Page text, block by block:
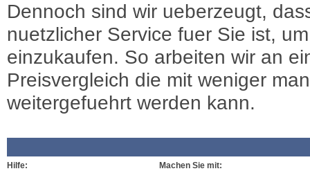
Dennoch sind wir ueberzeugt,
nuetzlicher Service fuer Sie ist,
einzukaufen. So arbeiten wir an
Preisvergleich die mit weniger
weitergefuehrt werden kann.
Hilfe: Machen Sie mit: